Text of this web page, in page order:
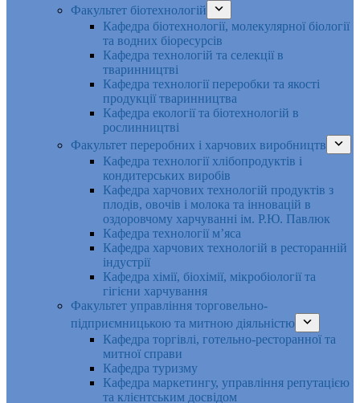
Факультет біотехнологій
Кафедра біотехнології, молекулярної біології
та водних біоресурсів
Кафедра технологій та селекції в
тваринництві
Кафедра технології переробки та якості
продукції тваринництва
Кафедра екології та біотехнологій в
рослинництві
Факультет переробних і харчових виробництв
Кафедра технології хлібопродуктів і
кондитерських виробів
Кафедра харчових технологій продуктів з
плодів, овочів і молока та інновацій в
оздоровчому харчуванні ім. Р.Ю. Павлюк
Кафедра технології м’яса
Кафедра харчових технологій в ресторанній
індустрії
Кафедра хімії, біохімії, мікробіології та
гігієни харчування
Факультет управління торговельно-
підприємницькою та митною діяльністю
Кафедра торгівлі, готельно-ресторанної та
митної справи
Кафедра туризму
Кафедра маркетингу, управління репутацією
та клієнтським досвідом